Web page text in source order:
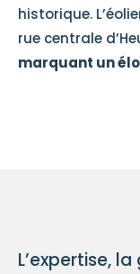
historique.
rue centrale
marquant un
L’expertise,